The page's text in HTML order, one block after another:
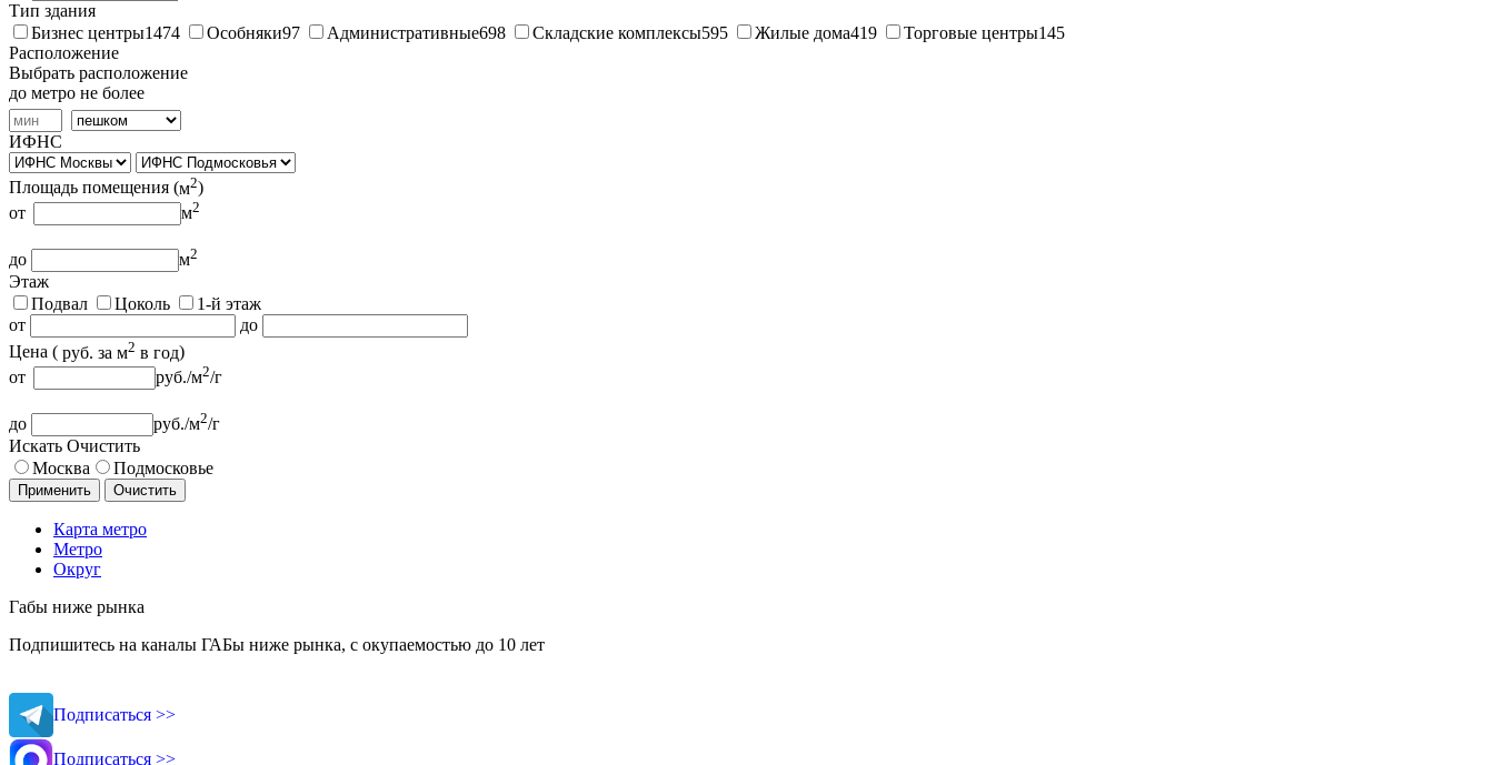
Тип здания
Бизнес центры1474 Особняки97 Административные698 Складские комплексы595 Жилые дома419 Торговые центры145
Расположение
Выбрать расположение
до метро не более
ИФНС
Площадь помещения (м2)
от
м2
до м2
Этаж
Подвал
Цоколь
1-й этаж
от
до
Цена ( руб. за м2 в год)
от
руб./м2/г
до руб./м2/г
Искать Очистить
Москва
Подмосковье
Применить Очистить
Карта метро
Метро
Округ
Габы ниже рынка
Подпишитесь на каналы ГАБы ниже рынка, с окупаемостью до 10 лет
Подписаться >>
Подписаться >>